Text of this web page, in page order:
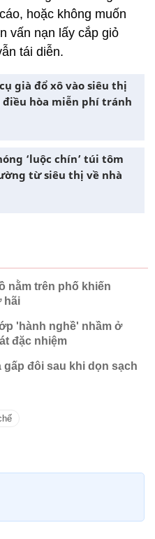
hoặc không muốn
vấn nạn lấy cắp giỏ
tái diễn.
già đổ xô vào siêu thị
hòa miễn phí tránh
‘luộc chín’ túi tôm
từ siêu thị về nhà
nằm trên phố khiến
hãi
'hành nghề' nhầm ở
đặc nhiệm
đôi sau khi dọn sạch